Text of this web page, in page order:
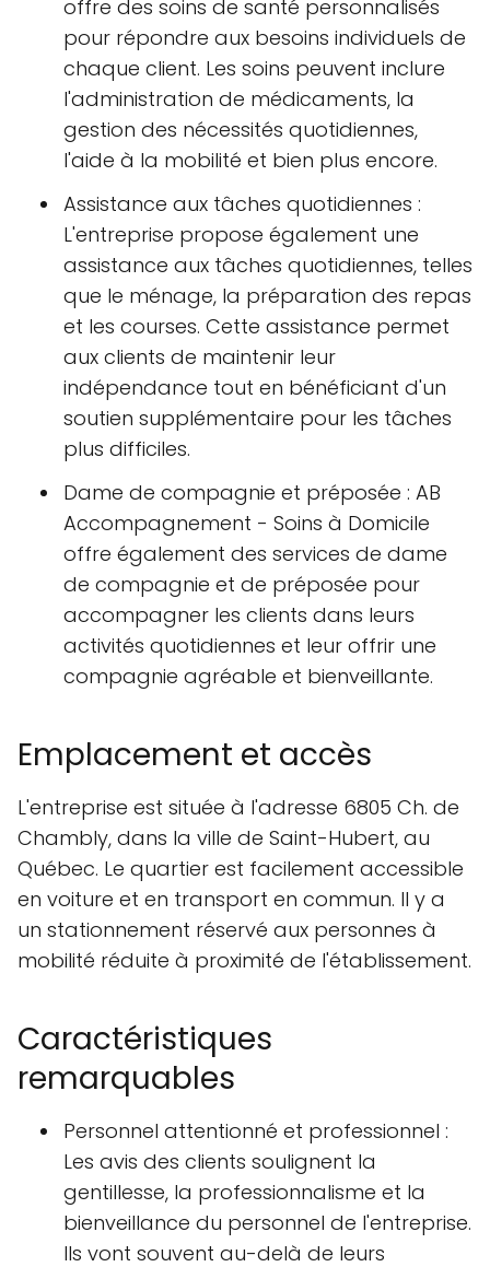
offre des soins de santé personnalisés
pour répondre aux besoins individuels de
chaque client. Les soins peuvent inclure
l'administration de médicaments, la
gestion des nécessités quotidiennes,
l'aide à la mobilité et bien plus encore.
Assistance aux tâches quotidiennes :
L'entreprise propose également une
assistance aux tâches quotidiennes, telles
que le ménage, la préparation des repas
et les courses. Cette assistance permet
aux clients de maintenir leur
indépendance tout en bénéficiant d'un
soutien supplémentaire pour les tâches
plus difficiles.
Dame de compagnie et préposée : AB
Accompagnement - Soins à Domicile
offre également des services de dame
de compagnie et de préposée pour
accompagner les clients dans leurs
activités quotidiennes et leur offrir une
compagnie agréable et bienveillante.
Emplacement et accès
L'entreprise est située à l'adresse 6805 Ch. de
Chambly, dans la ville de Saint-Hubert, au
Québec. Le quartier est facilement accessible
en voiture et en transport en commun. Il y a
un stationnement réservé aux personnes à
mobilité réduite à proximité de l'établissement.
Caractéristiques
remarquables
Personnel attentionné et professionnel :
Les avis des clients soulignent la
gentillesse, la professionnalisme et la
bienveillance du personnel de l'entreprise.
Ils vont souvent au-delà de leurs